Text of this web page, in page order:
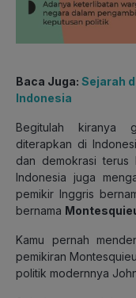
Baca Juga: Sejarah
Indonesia
Begitulah kiranya
diterapkan di
dan demokrasi terus
Indonesia juga
pemikir Inggris
bernama
Kamu pernah
pemikiran
politik modernnya